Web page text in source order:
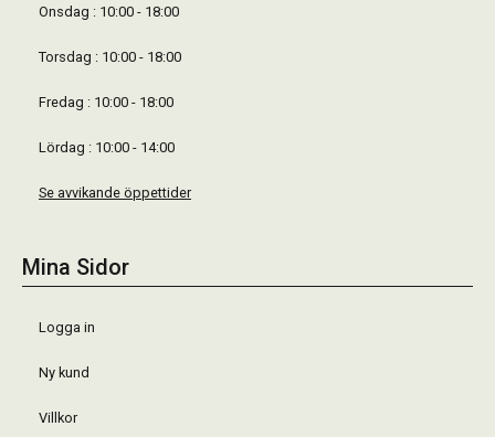
Onsdag : 10:00 - 18:00
Torsdag : 10:00 - 18:00
Fredag : 10:00 - 18:00
Lördag : 10:00 - 14:00
Se avvikande öppettider
Mina Sidor
Logga in
Ny kund
Villkor